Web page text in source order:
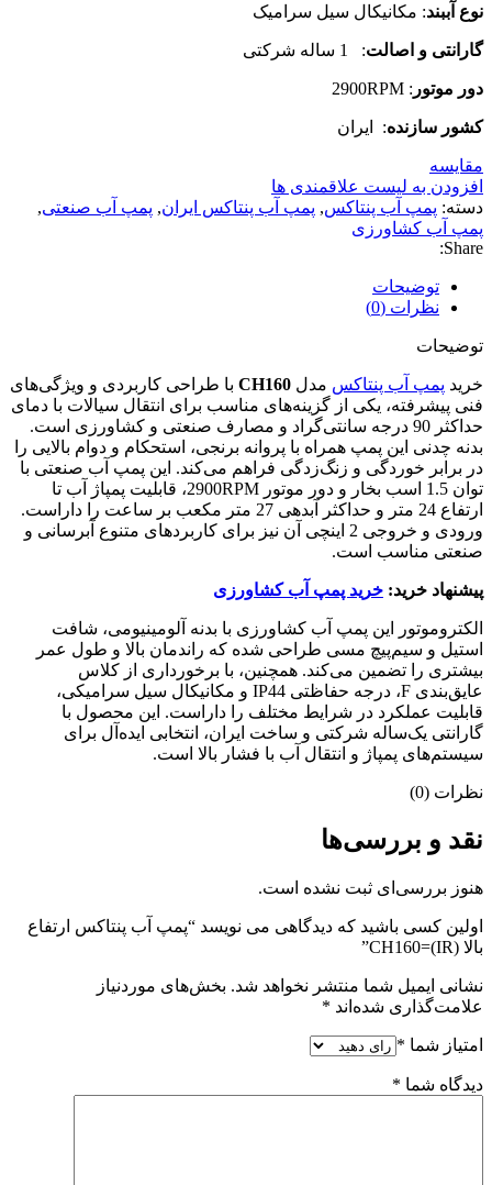
نوع آببند: مکانیکال سیل سرامیک
گارانتی و اصالت: 1 ساله شرکتی
دور موتور : 2900RPM
کشور سازنده: ایران
مقایسه
افزودن به لیست علاقمندی ها
دسته: پمپ آب پنتاکس, پمپ آب پنتاکس ایران, پمپ آب صنعتی,
پمپ آب کشاورزی
Share:
توضیحات
نظرات (0)
توضیحات
خرید پمپ آب پنتاکس مدل CH160 با طراحی کاربردی و ویژگی‌های
فنی پیشرفته، یکی از گزینه‌های مناسب برای انتقال سیالات با دمای
حداکثر 90 درجه سانتی‌گراد و مصارف صنعتی و کشاورزی است.
بدنه چدنی این پمپ همراه با پروانه برنجی، استحکام و دوام بالایی را
در برابر خوردگی و زنگ‌زدگی فراهم می‌کند. این پمپ آب صنعتی با
توان 1.5 اسب بخار و دور موتور 2900RPM، قابلیت پمپاژ آب تا
ارتفاع 24 متر و حداکثر آبدهی 27 متر مکعب بر ساعت را داراست.
ورودی و خروجی 2 اینچی آن نیز برای کاربردهای متنوع آبرسانی و
صنعتی مناسب است.
پیشنهاد خرید: خرید پمپ آب کشاورزی
الکتروموتور این پمپ آب کشاورزی با بدنه آلومینیومی، شافت
استیل و سیم‌پیچ مسی طراحی شده که راندمان بالا و طول عمر
بیشتری را تضمین می‌کند. همچنین، با برخورداری از کلاس
عایق‌بندی F، درجه حفاظتی IP44 و مکانیکال سیل سرامیکی،
قابلیت عملکرد در شرایط مختلف را داراست. این محصول با
گارانتی یک‌ساله شرکتی و ساخت ایران، انتخابی ایده‌آل برای
سیستم‌های پمپاژ و انتقال آب با فشار بالا است.
نظرات (0)
نقد و بررسی‌ها
هنوز بررسی‌ای ثبت نشده است.
اولین کسی باشید که دیدگاهی می نویسد “پمپ آب پنتاکس ارتفاع
بالا CH160=(IR)”
نشانی ایمیل شما منتشر نخواهد شد. بخش‌های موردنیاز
علامت‌گذاری شده‌اند *
امتیاز شما *
دیدگاه شما *